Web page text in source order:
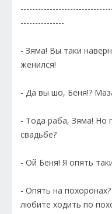
---------------
- Зяма! Вы таки
женился!
- Да вы шо, Беня!?
- Тода раба, Зяма! Но
свадьбе?
- Ой Беня! Я опять
- Опять на
любите ходить по